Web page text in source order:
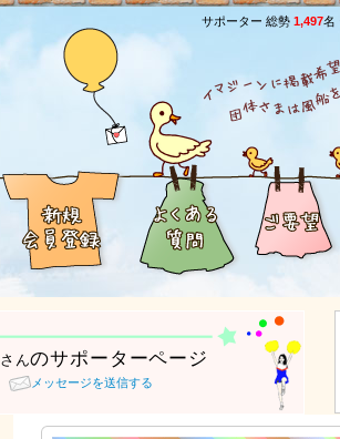
サポーター 総勢 1,497名
さんのサポーターページ
メッセージを送信する